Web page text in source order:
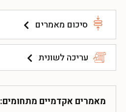
סיכום מאמרים
עריכה לשונית
מאמרים אקדמיים מתחומים: